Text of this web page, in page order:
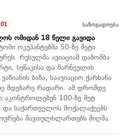
საზოგადოება
ომიდან 18 წელი გავიდა
ოკუპანტებმა 50-ზე მეტი
რუსულმა ავიაციამ დაბომბა
სენაკისა და მარნეულის
ბაზა, საავიაციო ქარხანა
მდებარე რადარი. ამ დრომდე
აკონტროლებენ 100-ზე მეტ
საქართველოს მოქალაქეებს
მავთულხლართებს მიღმა.